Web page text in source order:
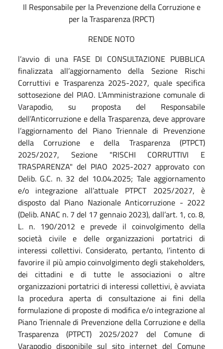
Il Responsabile per la Prevenzione della Corruzione e
per la Trasparenza (RPCT)
RENDE NOTO
l’avvio di una FASE DI CONSULTAZIONE PUBBLICA
finalizzata all’aggiornamento della Sezione Rischi
Corruttivi e Trasparenza 2025-2027, quale specifica
sottosezione del PIAO. L’Amministrazione comunale di
Varapodio, su proposta del Responsabile
dell’Anticorruzione e della Trasparenza, deve approvare
l’aggiornamento del Piano Triennale di Prevenzione
della Corruzione e della Trasparenza (PTPCT)
2025/2027, Sezione "RISCHI CORRUTTIVI E
TRASPARENZA" del PIAO 2025-2027 approvato con
Delib. G.C. n. 32 del 10.04.2025; Tale aggiornamento
e/o integrazione all’attuale PTPCT 2025/2027, è
disposto dal Piano Nazionale Anticorruzione - 2022
(Delib. ANAC n. 7 del 17 gennaio 2023), dall’art. 1, co. 8,
L. n. 190/2012 e prevede il coinvolgimento della
società civile e delle organizzazioni portatrici di
interessi collettivi. Considerato, pertanto, l’intento di
favorire il più ampio coinvolgimento degli stakeholders,
dei cittadini e di tutte le associazioni o altre
organizzazioni portatrici di interessi collettivi, è avviata
la procedura aperta di consultazione ai fini della
formulazione di proposte di modifica e/o integrazione al
Piano Triennale di Prevenzione della Corruzione e della
Trasparenza (PTPCT) 2025/2027 del Comune di
Varapodio disponibile sul sito internet del Comune